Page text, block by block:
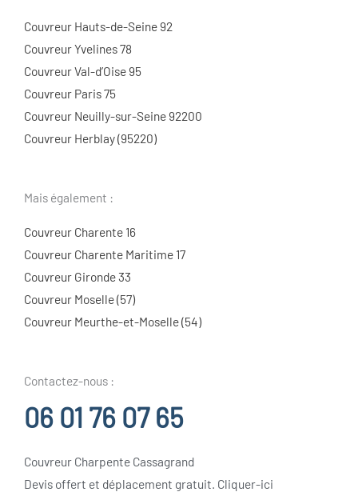
Couvreur Hauts-de-Seine 92
Couvreur Yvelines 78
Couvreur Val-d’Oise 95
Couvreur Paris 75
Couvreur Neuilly-sur-Seine 92200
Couvreur Herblay (95220)
Mais également :
Couvreur Charente 16
Couvreur Charente Maritime 17
Couvreur Gironde 33
Couvreur Moselle (57)
Couvreur Meurthe-et-Moselle (54)
Contactez-nous :
06 01 76 07 65
Couvreur Charpente Cassagrand
Devis offert et déplacement gratuit. Cliquer-ici